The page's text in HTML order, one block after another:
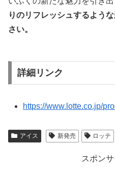
りのリフレッシュするよう
さい。
詳細リンク
https://www.lotte.co.jp/
アイス 新発売 ロッテ
スポン